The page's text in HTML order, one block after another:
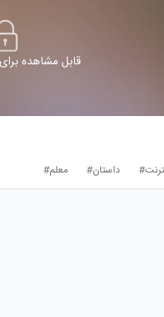
قابل مشاهده
داستان# معلم#